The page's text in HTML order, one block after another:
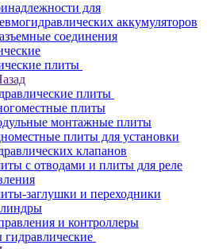
для
аккумуляторов
соединения
плиты
плиты
плиты
монтажные плиты
плиты для установки
клапанов
с отводами и плиты для реле
заглушки и переходники
и контроллеры